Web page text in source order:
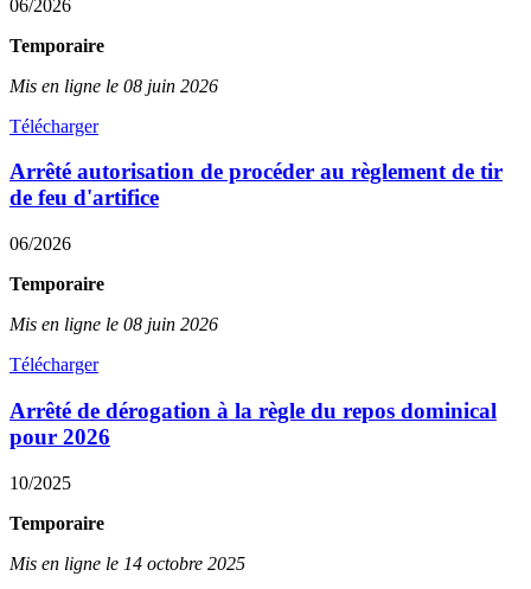
06/2026
Temporaire
Mis en ligne le 08 juin 2026
Télécharger
Arrêté autorisation de procéder au règlement de tir
de feu d'artifice
06/2026
Temporaire
Mis en ligne le 08 juin 2026
Télécharger
Arrêté de dérogation à la règle du repos dominical
pour 2026
10/2025
Temporaire
Mis en ligne le 14 octobre 2025